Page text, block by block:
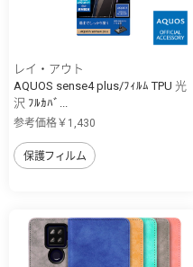
レイ・アウト
AQUOS sense4 plus/ﾌｨﾙﾑ TPU 光
沢 ﾌﾙｶﾊﾞ...
参考価格￥1,430
保護フィルム